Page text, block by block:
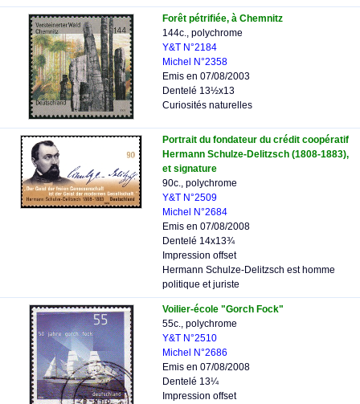
Forêt pétrifiée, à Chemnitz
144c., polychrome
Y&T N°2184
Michel N°2358
Emis en 07/08/2003
Dentelé 13½x13
Curiosités naturelles
Portrait du fondateur du crédit coopératif
Hermann Schulze-Delitzsch (1808-1883),
et signature
90c., polychrome
Y&T N°2509
Michel N°2684
Emis en 07/08/2008
Dentelé 14x13¾
Impression offset
Hermann Schulze-Delitzsch est homme
politique et juriste
Voilier-école "Gorch Fock"
55c., polychrome
Y&T N°2510
Michel N°2686
Emis en 07/08/2008
Dentelé 13¼
Impression offset